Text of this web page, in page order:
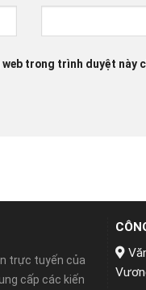
trong trình duyệt này
trực tuyến của
cấp các kiến